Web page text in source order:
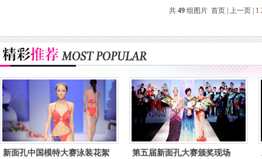
共 49 组图片 首页 | 上一页 | 1
新面孔中国模特大赛泳装花絮 第五届新面孔大赛颁奖现场